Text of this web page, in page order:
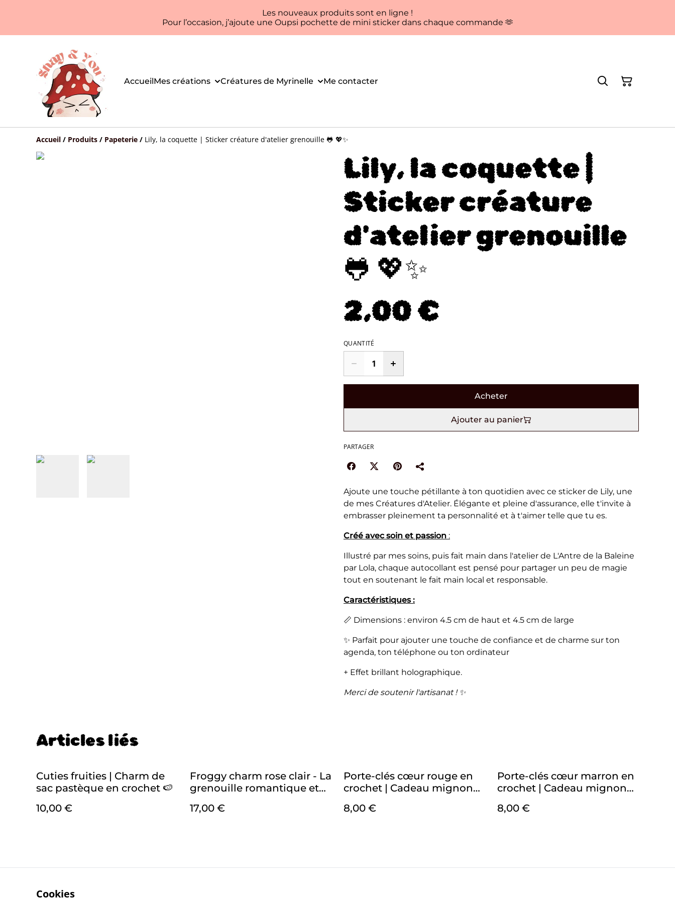
Les nouveaux produits sont en ligne !
Pour l’occasion, j’ajoute une Oupsi pochette de mini sticker dans chaque commande 🫶
AccueilMes créations Créatures de Myrinelle Me contacter
Accueil / Produits / Papeterie / Lily, la coquette | Sticker créature d'atelier grenouille 🐸 💖✨
Lily, la coquette |
Sticker créature
d'atelier grenouille
🐸 💖✨
2,00 €
QUANTITÉ
Acheter
Ajouter au panier
PARTAGER
Ajoute une touche pétillante à ton quotidien avec ce sticker de Lily, une
de mes Créatures d'Atelier. Élégante et pleine d'assurance, elle t'invite à
embrasser pleinement ta personnalité et à t'aimer telle que tu es.
Créé avec soin et passion :
Illustré par mes soins, puis fait main dans l'atelier de L'Antre de la Baleine
par Lola, chaque autocollant est pensé pour partager un peu de magie
tout en soutenant le fait main local et responsable.
Caractéristiques :
📏 Dimensions : environ 4.5 cm de haut et 4.5 cm de large
✨ Parfait pour ajouter une touche de confiance et de charme sur ton
agenda, ton téléphone ou ton ordinateur
+ Effet brillant holographique.
Merci de soutenir l'artisanat ! ✨
Articles liés
Cuties fruities | Charm de
sac pastèque en crochet 🍉
10,00 €
Froggy charm rose clair - La
grenouille romantique et
17,00 €
Porte-clés cœur rouge en
crochet | Cadeau mignon
8,00 €
Porte-clés cœur marron en
crochet | Cadeau mignon
8,00 €
Cookies